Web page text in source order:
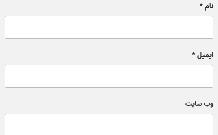
نام*
ایمیل*
وب‌ سایت